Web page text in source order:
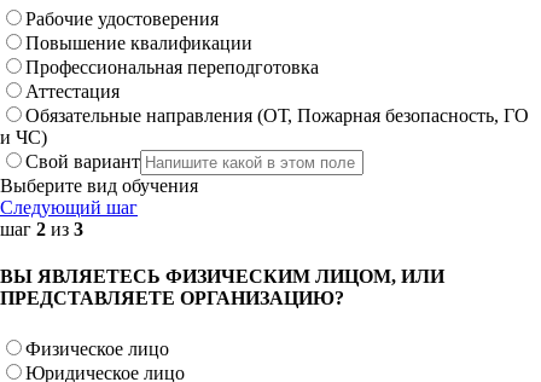
Рабочие удостоверения
Повышение квалификации
Профессиональная переподготовка
Аттестация
Обязательные направления (ОТ, Пожарная безопасность, ГО
и ЧС)
Свой вариант
Выберите вид обучения
Следующий шаг
шаг 2 из 3
ВЫ ЯВЛЯЕТЕСЬ ФИЗИЧЕСКИМ ЛИЦОМ, ИЛИ
ПРЕДСТАВЛЯЕТЕ ОРГАНИЗАЦИЮ?
Физическое лицо
Юридическое лицо